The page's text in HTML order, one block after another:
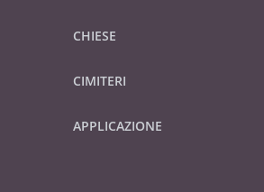
CHIESE
CIMITERI
APPLICAZIONE